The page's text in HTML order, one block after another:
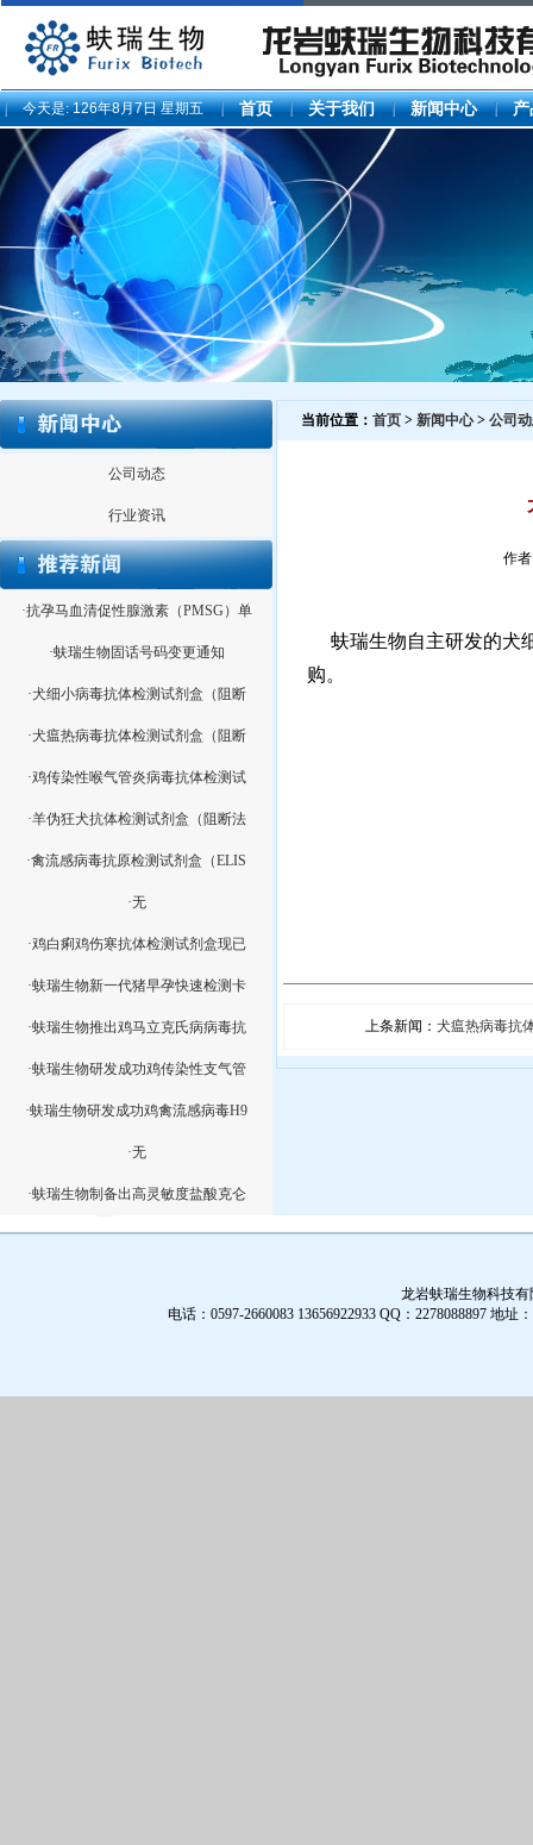
今天是:126年8月7日 星期五 首页 关于我们 新闻中心 产
公司动态
行业资讯
·抗孕马血清促性腺激素（PMSG）单
·蚨瑞生物固话号码变更通知
·犬细小病毒抗体检测试剂盒（阻断
·犬瘟热病毒抗体检测试剂盒（阻断
·鸡传染性喉气管炎病毒抗体检测试
·羊伪狂犬抗体检测试剂盒（阻断法
·禽流感病毒抗原检测试剂盒（ELIS
·无
·鸡白痢鸡伤寒抗体检测试剂盒现已
·蚨瑞生物新一代猪早孕快速检测卡
·蚨瑞生物推出鸡马立克氏病病毒抗
·蚨瑞生物研发成功鸡传染性支气管
·蚨瑞生物研发成功鸡禽流感病毒H9
·无
·蚨瑞生物制备出高灵敏度盐酸克仑
当前位置： 首页 > 新闻中心> 公司
作
蚨瑞生物自主研发的犬
购。
上条新闻： 犬瘟热病毒抗
龙岩蚨瑞生物科技
电话：0597-2660083 13656922933 QQ：2278088897 地